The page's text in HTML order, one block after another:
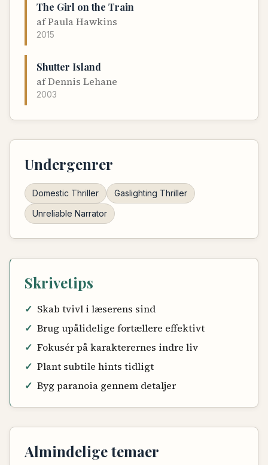
The Girl on the Train
afPaula Hawkins
2015
Shutter Island
afDennis Lehane
2003
Undergenrer
Domestic Thriller
Gaslighting Thriller
Unreliable Narrator
Skrivetips
✓ Skab tvivl i læserens sind
✓ Brug upålidelige fortællere effektivt
✓ Fokusér på karakterernes indre liv
✓ Plant subtile hints tidligt
✓ Byg paranoia gennem detaljer
Almindelige temaer